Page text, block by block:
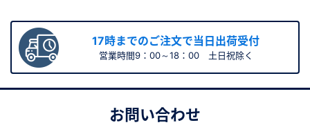
17時までのご注文で当日出荷受付
営業時間9：00～18：00 土日祝除く
お問い合わせ